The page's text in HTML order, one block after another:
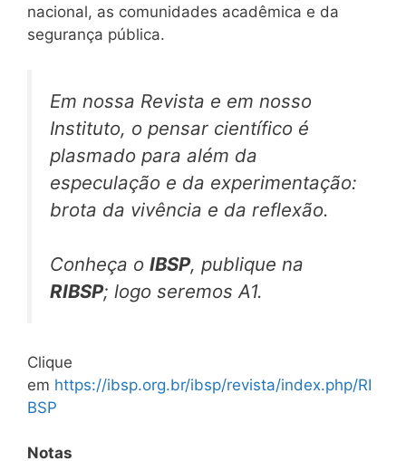
nacional, as comunidades acadêmica e da
segurança pública.
Em nossa Revista e em nosso
Instituto, o pensar científico é
plasmado para além da
especulação e da experimentação:
brota da vivência e da reflexão.
Conheça o IBSP, publique na
RIBSP; logo seremos A1.
Clique
em https://ibsp.org.br/ibsp/revista/index.php/RI
BSP
Notas